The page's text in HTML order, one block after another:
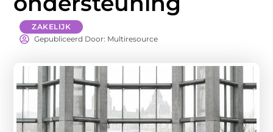
ZAKELIJK
Gepubliceerd Door: Multiresource